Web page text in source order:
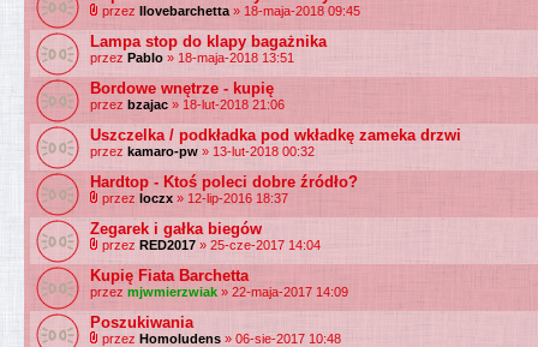
przez Ilovebarchetta » 18-maja-2018 09:45
Lampa stop do klapy bagażnika
przez Pablo » 18-maja-2018 13:51
Bordowe wnętrze - kupię
przez bzajac » 18-lut-2018 21:06
Uszczelka / podkładka pod wkładkę zameka drzwi
przez kamaro-pw » 13-lut-2018 00:32
Hardtop - Ktoś poleci dobre źródło?
przez loczx » 12-lip-2016 18:37
Zegarek i gałka biegów
przez RED2017 » 25-cze-2017 14:04
Kupię Fiata Barchetta
przez mjwmierzwiak » 22-maja-2017 14:09
Poszukiwania
przez Homoludens » 06-sie-2017 10:48